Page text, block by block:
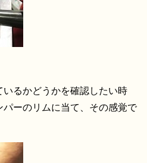
るかどうかを確認したい時
ーのリムに当て、その感覚で